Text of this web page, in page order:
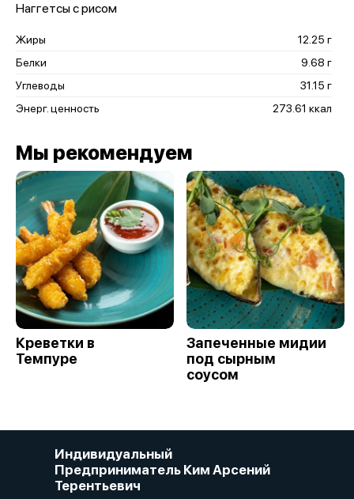
Наггетсы с рисом
Жиры
12.25 г
Белки
9.68 г
Углеводы
31.15 г
Энерг. ценность
273.61 ккал
Мы рекомендуем
Креветки в
Темпуре
Запеченные мидии
под сырным
соусом
Индивидуальный
Предприниматель Ким Арсений
Терентьевич